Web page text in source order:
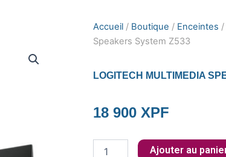
Accueil / Boutique / Enceintes /
Speakers System Z533
LOGITECH MULTIMEDIA
18 900 XPF
Ajouter au